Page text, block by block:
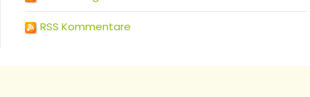
RSS Kommentare